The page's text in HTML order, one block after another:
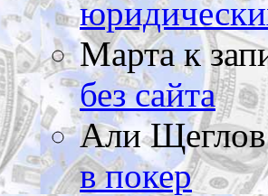
Мартак
без сайта
Али Щеглов
в покер